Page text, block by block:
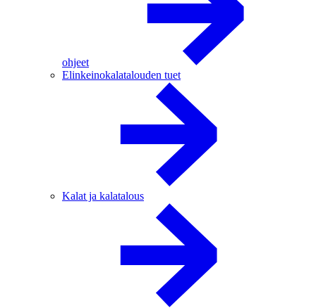
ohjeet
Elinkeinokalatalouden tuet
Kalat ja kalatalous